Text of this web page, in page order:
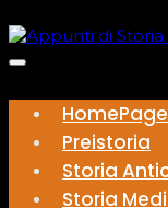
HomePage
Preistoria
Storia
Storia